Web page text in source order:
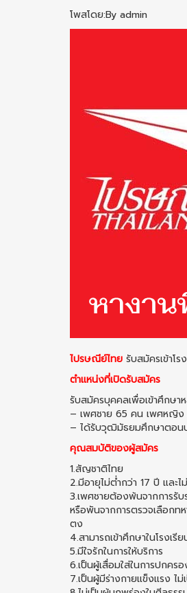
โพสโดย:By admin
ไปรษณีย์ไทย รับสมัครเข้า
ตำแหน่งที่เปิดรับสมัคร
รับสมัครบุคคลเพื่อเข้าศึกษา
– เพศชาย 65 คน เพศหญิง
– ได้รับวุฒิมัธยมศึกษาตอนป
คุณสมบัติของผู้สมัคร
1.สัญชาติไทย
2.มีอายุไม่ต่ำกว่า 17 ปี แล
3.เพศชายต้องพ้นจากการรับ
หรือพันจากการตรวจเลือกท
ตง
4.สามารถเข้าศึกษาในโรงเ
5.มีใจรักในการให้บริการ
6.เป็นผู้เสื่อมใส่ในการปกคร
7.เป็นผู้มีร่างกายแข็งแรง ไ